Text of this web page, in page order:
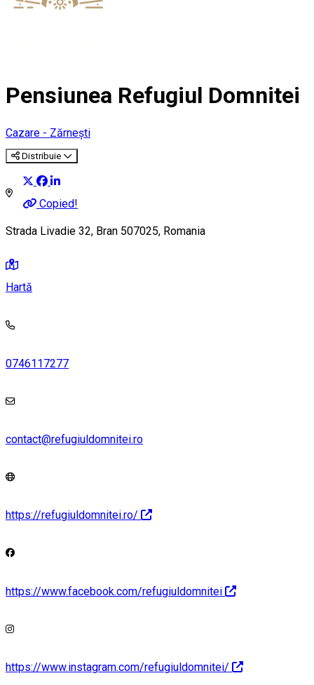
Pensiunea Refugiul Domnitei
Cazare - Zărnești
Distribuie
Copied!
Strada Livadie 32, Bran 507025, Romania
Hartă
0746117277
contact@refugiuldomnitei.ro
https://refugiuldomnitei.ro/
https://www.facebook.com/refugiuldomnitei
https://www.instagram.com/refugiuldomnitei/